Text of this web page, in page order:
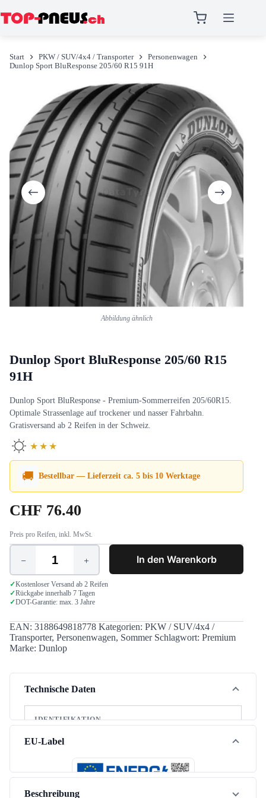
springen
Start PKW / SUV/4x4 / Transporter
Personenwagen
Dunlop Sport BluResponse 205/60 R15 91H
Abbildung ähnlich
Dunlop Sport BluResponse 205/60 R15
91H
Dunlop Sport BluResponse - Premium-Sommerreifen 205/60R15.
Optimale Strassenlage auf trockener und nasser Fahrbahn.
Gratisversand ab 2 Reifen in der Schweiz.
★★★
🚚 Bestellbar — Lieferzeit ca. 5 bis 10 Werktage
CHF 76.40
Preis pro Reifen, inkl. MwSt.
Dunlop
Sport
BluResponse
205/60
R15
Menge
In den Warenkorb
✓Kostenloser Versand ab 2 Reifen
✓Rückgabe innerhalb 7 Tagen
✓DOT-Garantie: max. 3 Jahre
EAN: 3188649818778 Kategorien: PKW / SUV/4x4 /
Transporter, Personenwagen, Sommer Schlagwort: Premium
Marke: Dunlop
Technische Daten
IDENTIFIKATION
Marke
Sport BluResponse
Jahreszeit Sommer
EU-Label
Beschreibung